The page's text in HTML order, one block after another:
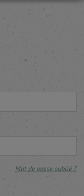
Mot de passe oublié ?